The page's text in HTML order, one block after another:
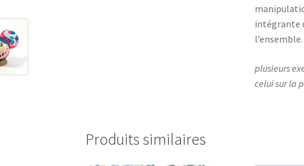
intégrante
l’ensemble.
plusieurs
celui sur la
Produits similaires